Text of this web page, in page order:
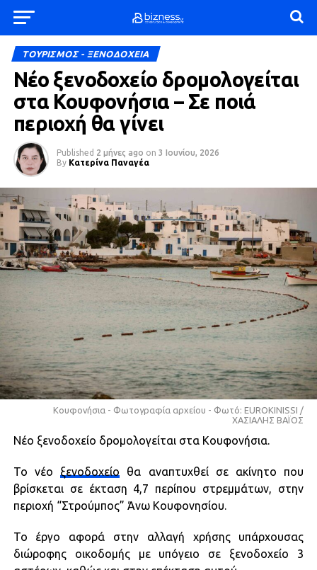
ΤΟΥΡΙΣΜΟΣ - ΞΕΝΟΔΟΧΕΙΑ
Νέο ξενοδοχείο δρομολογείται
στα Κουφονήσια – Σε ποιά
περιοχή θα γίνει
Published 2 μήνες ago on 3 Ιουνίου, 2026
By Κατερίνα Παναγέα
Κουφονήσια - Φωτογραφία αρχείου - Φωτό: EUROKINISSI /
ΧΑΣΙΑΛΗΣ ΒΑΪΟΣ
Νέο ξενοδοχείο δρομολογείται στα Κουφονήσια.
Το νέο ξενοδοχείο θα αναπτυχθεί σε ακίνητο που
βρίσκεται σε έκταση 4,7 περίπου στρεμμάτων, στην
περιοχή “Στρούμπος” Άνω Κουφονησίου.
Το έργο αφορά στην αλλαγή χρήσης υπάρχουσας
διώροφης οικοδομής με υπόγειο σε ξενοδοχείο 3